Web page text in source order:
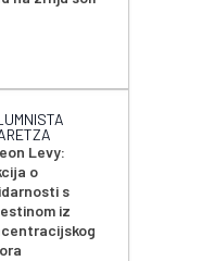
Levy:
o
s
iz